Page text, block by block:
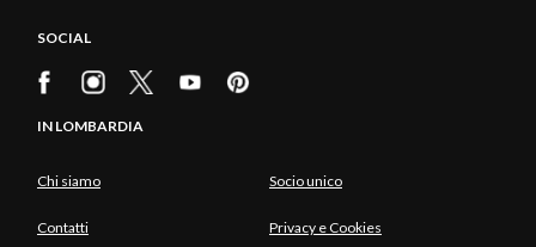
SOCIAL
IN LOMBARDIA
Chi siamo Socio unico
Contatti Privacy e Cookies